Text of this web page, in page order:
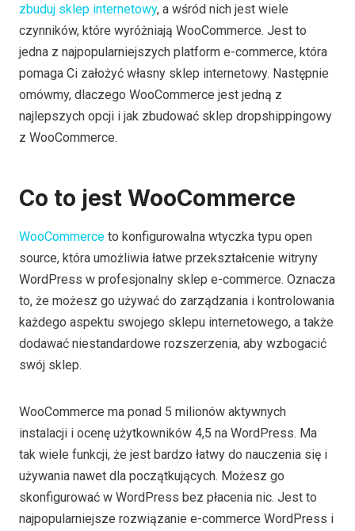
zbuduj sklep internetowy, a wśród nich jest wiele
czynników, które wyróżniają WooCommerce. Jest to
jedna z najpopularniejszych platform e-commerce, która
pomaga Ci założyć własny sklep internetowy. Następnie
omówmy, dlaczego WooCommerce jest jedną z
najlepszych opcji i jak zbudować sklep dropshippingowy
z WooCommerce.
Co to jest WooCommerce
WooCommerce to konfigurowalna wtyczka typu open
source, która umożliwia łatwe przekształcenie witryny
WordPress w profesjonalny sklep e-commerce. Oznacza
to, że możesz go używać do zarządzania i kontrolowania
każdego aspektu swojego sklepu internetowego, a także
dodawać niestandardowe rozszerzenia, aby wzbogacić
swój sklep.
WooCommerce ma ponad 5 milionów aktywnych
instalacji i ocenę użytkowników 4,5 na WordPress. Ma
tak wiele funkcji, że jest bardzo łatwy do nauczenia się i
używania nawet dla początkujących. Możesz go
skonfigurować w WordPress bez płacenia nic. Jest to
najpopularniejsze rozwiązanie e-commerce WordPress i